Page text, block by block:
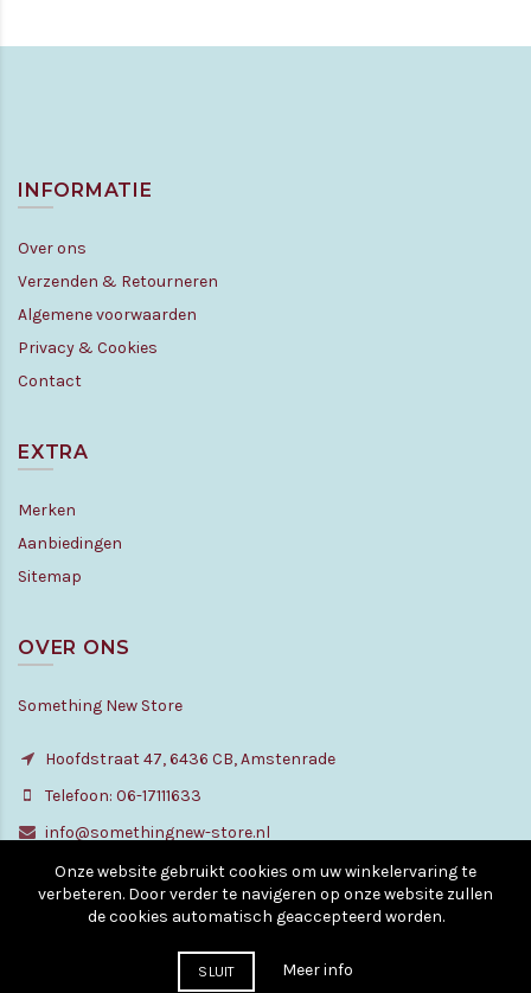
INFORMATIE
Over ons
Verzenden & Retourneren
Algemene voorwaarden
Privacy & Cookies
Contact
EXTRA
Merken
Aanbiedingen
Sitemap
OVER ONS
Something New Store
Hoofdstraat 47, 6436 CB, Amstenrade
Telefoon: 06-17111633
info@somethingnew-store.nl
© Copyright - All rights reserved. 2010 - 2026
Onze website gebruikt cookies om uw winkelervaring te
verbeteren. Door verder te navigeren op onze website zullen
de cookies automatisch geaccepteerd worden.
SLUIT Meer info